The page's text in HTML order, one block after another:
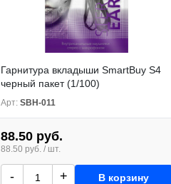
Гарнитура вкладыши SmartBuy S4
черный пакет (1/100)
Арт: SBH-011
88.50 руб.
88.50 руб. / шт.
- + В корзину